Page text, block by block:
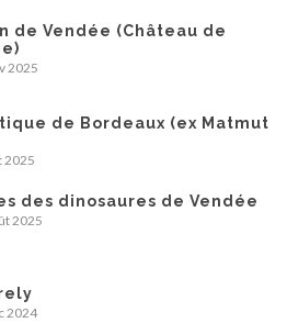
de Vendée (Château de
2025
de Bordeaux (ex Matmut
2025
des dinosaures de Vendée
2025
2024